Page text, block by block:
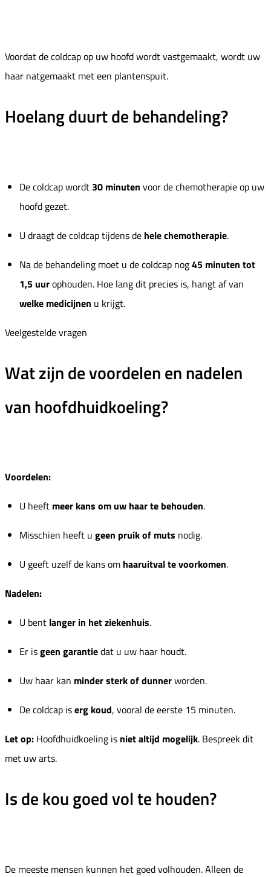
Voordat de coldcap op uw hoofd wordt vastgemaakt, wordt uw
haar natgemaakt met een plantenspuit.
Hoelang duurt de behandeling?
De coldcap wordt 30 minuten voor de chemotherapie op uw
hoofd gezet.
U draagt de coldcap tijdens de hele chemotherapie.
Na de behandeling moet u de coldcap nog45 minuten tot
1,5 uurophouden. Hoe lang dit precies is, hangt af van
welke medicijnen u krijgt.
Veelgestelde vragen
Wat zijn de voordelen en nadelen
van hoofdhuidkoeling?
Voordelen:
U heeft meer kans om uw haar te behouden.
Misschien heeft u geen pruik of muts nodig.
U geeft uzelf de kans om haaruitval te voorkomen.
Nadelen:
U bent langer in het ziekenhuis.
Er isgeen garantiedat u uw haar houdt.
Uw haar kan minder sterk of dunnerworden.
De coldcap iserg koud, vooral de eerste 15 minuten.
Let op: Hoofdhuidkoeling is niet altijd mogelijk. Bespreek dit
met uw arts.
Is de kou goed vol te houden?
De meeste mensen kunnen het goed volhouden. Alleen de